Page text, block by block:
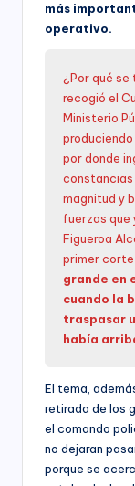
más
operativo.
¿Por qué se
recogió el
Ministerio
por donde
constancias
magnitud y
fuerzas que
Figueroa
primer corte
grande en
cuando la
traspasar
había
El tema,
retirada de los
el comando
no dejaran
porque se